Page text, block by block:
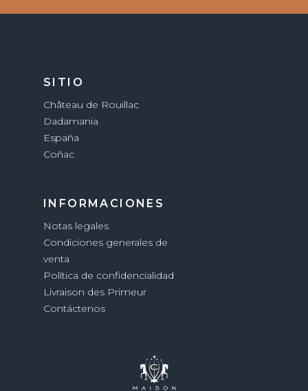
SITIO
Château de Rouillac
Dadamania
España
Coñac
INFORMACIONES
Notas legales
Condiciones generales de
venta
Política de confidencialidad
Livraison des Primeur
Contáctenos